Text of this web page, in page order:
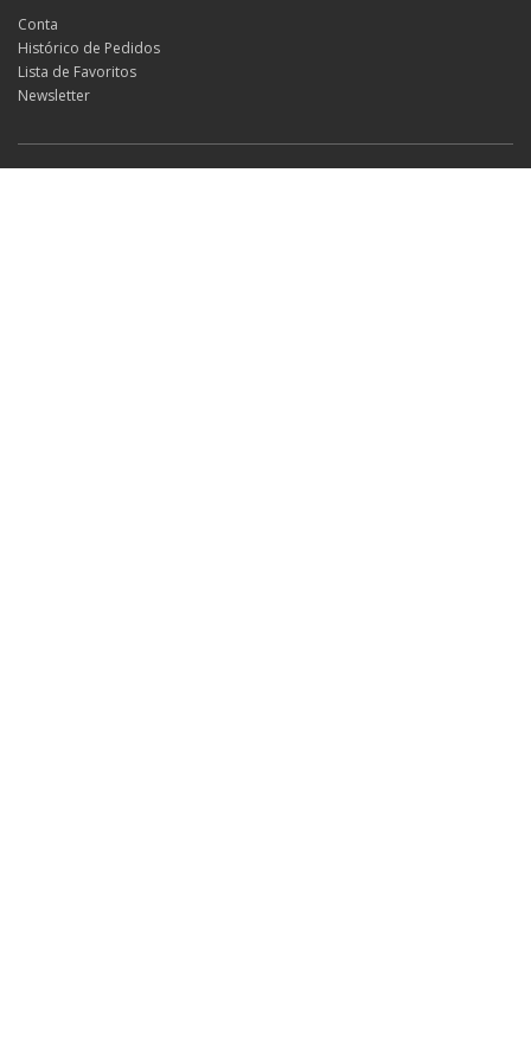
Conta
Histórico de Pedidos
Lista de Favoritos
Newsletter